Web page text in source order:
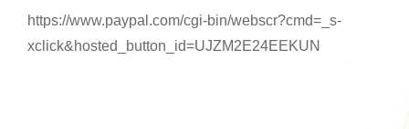
https://www.paypal.com/cgi-bin/webscr?cmd=_s-
xclick&hosted_button_id=UJZM2E24EEKUN